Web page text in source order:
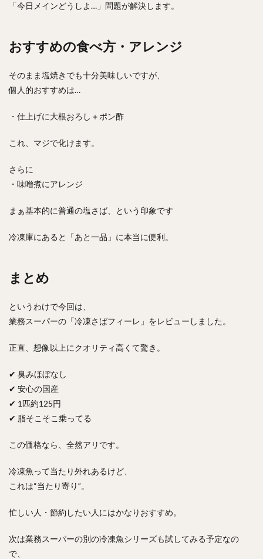
「今日メインどうしよ…」問題が解決します。
おすすめの食べ方・アレンジ
そのまま塩焼きでも十分美味しいですが、
個人的おすすめは…
・仕上げに大根おろし＋ポン酢
これ、マジで化けます。
さらに
・味噌煮にアレンジ
まぁ基本的に普通の塩さば、という印象です
冷凍庫にあると「あと一品」に本当に便利。
まとめ
というわけで今回は、
業務スーパーの「冷凍さばフィーレ」をレビューしました。
正直、想像以上にクオリティ高くて驚き。
✔ 臭みほぼなし
✔ 安心の国産
✔ 1匹約125円
✔ 脂そこそこ乗ってる
この価格なら、全然アリです。
冷凍魚って当たり外れあるけど、
これは“当たり寄り”。
忙しい人・節約したい人にはかなりおすすめ。
次は業務スーパーの別の冷凍魚シリーズも試してみる予定なの
で、